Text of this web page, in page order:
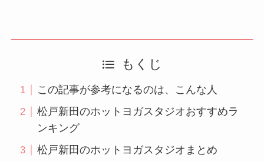
もくじ
この記事が参考になるのは、こんな人
松戸新田のホットヨガスタジオおすすめラ
ンキング
松戸新田のホットヨガスタジオまとめ